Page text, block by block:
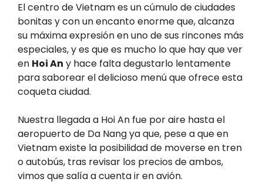
El centro de Vietnam es un cúmulo de ciudades
bonitas y con un encanto enorme que, alcanza
su máxima expresión en uno de sus rincones más
especiales, y es que es mucho lo que hay que ver
en Hoi An y hace falta degustarlo lentamente
para saborear el delicioso menú que ofrece esta
coqueta ciudad.
Nuestra llegada a Hoi An fue por aire hasta el
aeropuerto de Da Nang ya que, pese a que en
Vietnam existe la posibilidad de moverse en tren
o autobús, tras revisar los precios de ambos,
vimos que salía a cuenta ir en avión.